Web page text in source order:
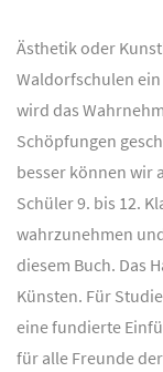
Ästhetik oder
Waldorfschulen
wird das
Schöpfungen
besser können wir
Schüler 9. bis 12.
wahrzunehmen
diesem Buch. Das
Künsten. Für
eine fundierte
für alle Freunde